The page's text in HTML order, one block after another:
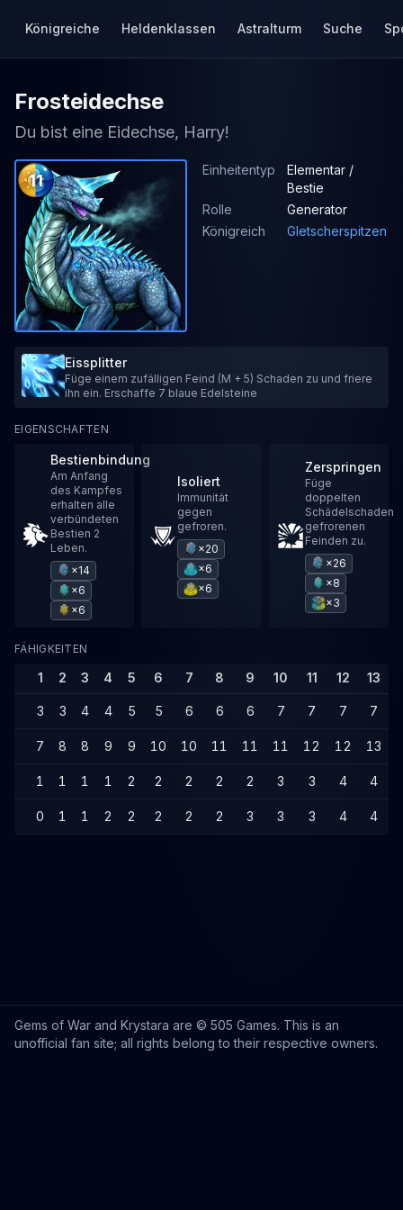
Königreiche Heldenklassen Astralturm Suche
Frosteidechse
Du bist eine Eidechse, Harry!
11
Einheitentyp
Elementar /
Bestie
Rolle
Generator
Königreich
Gletscherspitzen
Eissplitter
Füge einem zufälligen Feind (M + 5) Schaden zu und friere
ihn ein. Erschaffe 7 blaue Edelsteine
EIGENSCHAFTEN
Bestienbindung
Am Anfang
des Kampfes
erhalten alle
verbündeten
Bestien 2
Leben.
×14
×6
×6
Isoliert
Immunität
gegen
gefroren.
×20
×6
×6
Zerspringen
Füge
doppelten
Schädelschaden
gefrorenen
Feinden zu.
×26
×8
×3
FÄHIGKEITEN
1 2 3 4 5 6 7 8 9 10 11 12 13
3 3 4 4 5 5 6 6 6 7 7 7 7
7 8 8 9 9 10 10 11 11 11 12 12 13
1 1 1 1 2 2 2 2 2 3 3 4 4
0 1 1 2 2 2 2 2 3 3 3 4 4
Gems of War and Krystara are © 505 Games. This is an
unofficial fan site; all rights belong to their respective owners.